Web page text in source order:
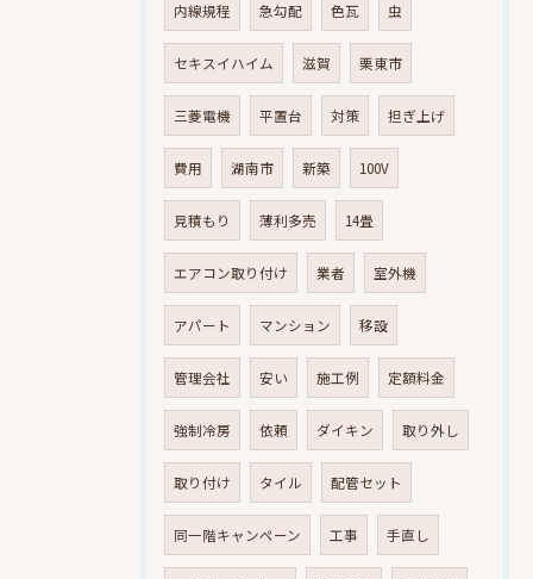
内線規程 急勾配 色瓦 虫
セキスイハイム 滋賀 栗東市
三菱電機 平置台 対策 担ぎ上げ
費用 湖南市 新築 100V
見積もり 薄利多売 14畳
エアコン取り付け 業者 室外機
アパート マンション 移設
管理会社 安い 施工例 定額料金
強制冷房 依頼 ダイキン 取り外し
取り付け タイル 配管セット
同一階キャンペーン 工事 手直し